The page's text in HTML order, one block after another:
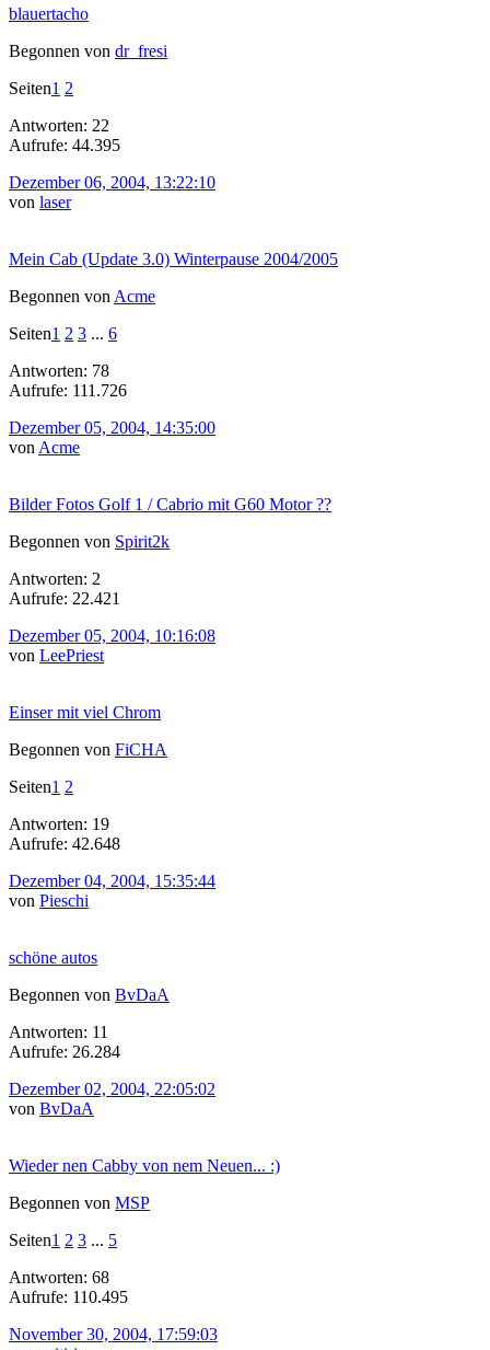
blauertacho
Begonnen von dr_fresi
Seiten1 2
Antworten: 22
Aufrufe: 44.395
Dezember 06, 2004, 13:22:10
von laser
Mein Cab (Update 3.0) Winterpause 2004/2005
Begonnen von Acme
Seiten1 2 3 ... 6
Antworten: 78
Aufrufe: 111.726
Dezember 05, 2004, 14:35:00
von Acme
Bilder Fotos Golf 1 / Cabrio mit G60 Motor ??
Begonnen von Spirit2k
Antworten: 2
Aufrufe: 22.421
Dezember 05, 2004, 10:16:08
von LeePriest
Einser mit viel Chrom
Begonnen von FiCHA
Seiten1 2
Antworten: 19
Aufrufe: 42.648
Dezember 04, 2004, 15:35:44
von Pieschi
schöne autos
Begonnen von BvDaA
Antworten: 11
Aufrufe: 26.284
Dezember 02, 2004, 22:05:02
von BvDaA
Wieder nen Cabby von nem Neuen... :)
Begonnen von MSP
Seiten1 2 3 ... 5
Antworten: 68
Aufrufe: 110.495
November 30, 2004, 17:59:03